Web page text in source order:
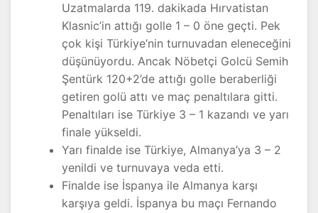
Uzatmalarda 119. dakikada Hırvatistan
Klasnic’in attığı golle 1 – 0 öne geçti. Pek
çok kişi Türkiye’nin turnuvadan eleneceğini
düşünüyordu. Ancak Nöbetçi Golcü Semih
Şentürk 120+2’de attığı golle beraberliği
getiren golü attı ve maç penaltılara gitti.
Penaltıları ise Türkiye 3 – 1 kazandı ve yarı
finale yükseldi.
Yarı finalde ise Türkiye, Almanya’ya 3 – 2
yenildi ve turnuvaya veda etti.
Finalde ise İspanya ile Almanya karşı
karşıya geldi. İspanya bu maçı Fernando